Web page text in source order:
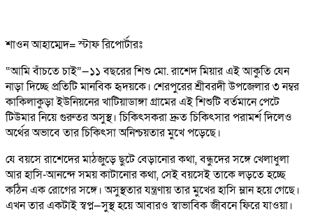
শাওন আহাম্মেদ= স্টাফ রিপোর্টারঃ
“আমি বাঁচতে চাই”—১১ বছরের শিশু মো. রাশেদ মিয়ার এই আকুতি যেন
নাড়া দিচ্ছে প্রতিটি মানবিক হৃদয়কে। শেরপুরের শ্রীবরদী উপজেলার ৩ নম্বর
কাকিলাকুড়া ইউনিয়নের খাটিয়াডাঙ্গা গ্রামের এই শিশুটি বর্তমানে পেটে
টিউমার নিয়ে গুরুতর অসুস্থ। চিকিৎসকরা দ্রুত চিকিৎসার পরামর্শ দিলেও
অর্থের অভাবে তার চিকিৎসা অনিশ্চয়তার মুখে পড়েছে।
যে বয়সে রাশেদের মাঠজুড়ে ছুটে বেড়ানোর কথা, বন্ধুদের সঙ্গে খেলাধুলা
আর হাসি-আনন্দে সময় কাটানোর কথা, সেই বয়সেই তাকে লড়তে হচ্ছে
কঠিন এক রোগের সঙ্গে। অসুস্থতার যন্ত্রণায় তার মুখের হাসি ম্লান হয়ে গেছে।
এখন তার একটাই স্বপ্ন—সুস্থ হয়ে আবারও স্বাভাবিক জীবনে ফিরে যাওয়া।